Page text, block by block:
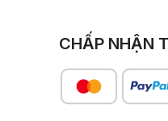
CHẤP NHẬN